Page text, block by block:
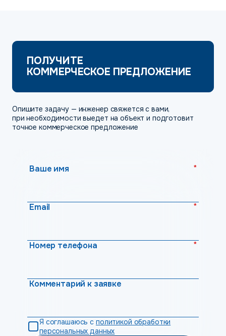
ПОЛУЧИТЕ
КОММЕРЧЕСКОЕ ПРЕДЛОЖЕНИЕ
Опишите задачу — инженер свяжется с вами,
при необходимости выедет на объект и подготовит
точное коммерческое предложение
Ваше имя *
Email *
Номер телефона *
Комментарий к заявке
Я соглашаюсь с политикой обработки
персональных данных